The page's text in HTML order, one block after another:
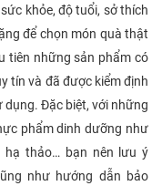
khỏe, độ tuổi, sở thích
để chọn món quà thật
tiên những sản phẩm có
tín và đã được kiểm định
Đặc biệt, với những
phẩm dinh dưỡng như
hạ thảo… bạn nên lưu ý
như hướng dẫn bảo